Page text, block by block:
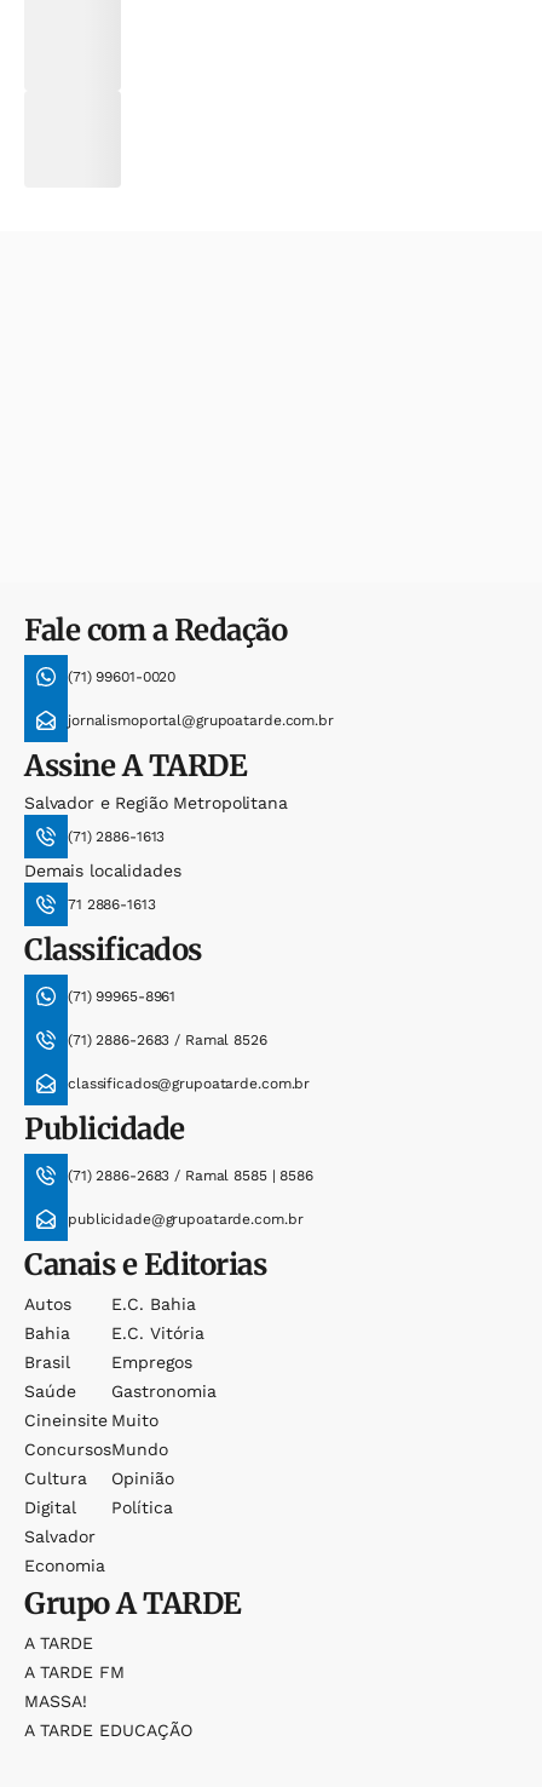
Fale com a Redação
(71) 99601-0020
jornalismoportal@grupoatarde.com.br
AssineA TARDE
Salvador e Região Metropolitana
(71) 2886-1613
Demais localidades
71 2886-1613
Classificados
(71) 99965-8961
(71) 2886-2683 / Ramal 8526
classificados@grupoatarde.com.br
Publicidade
(71) 2886-2683 / Ramal 8585 | 8586
publicidade@grupoatarde.com.br
Canais e Editorias
Autos
Bahia
Brasil
Saúde
Cineinsite
Concursos
Cultura
Digital
Salvador
Economia
E.c. Bahia
E.c. Vitória
Empregos
Gastronomia
Muito
Mundo
Opinião
Política
GrupoA TARDE
A TARDE
A TARDE FM
MASSA!
A TARDE EDUCAÇÃO